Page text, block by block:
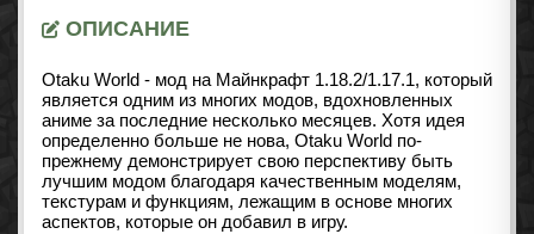
ОПИСАНИЕ
Otaku World - мод на Майнкрафт 1.18.2/1.17.1, который
является одним из многих модов, вдохновленных
аниме за последние несколько месяцев. Хотя идея
определенно больше не нова, Otaku World по-
прежнему демонстрирует свою перспективу быть
лучшим модом благодаря качественным моделям,
текстурам и функциям, лежащим в основе многих
аспектов, которые он добавил в игру.